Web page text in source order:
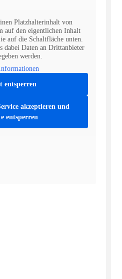
Platzhalterinhalt von
auf den eigentlichen Inhalt
auf die Schaltfläche unten.
dabei Daten an Drittanbieter
werden.
entsperren
akzeptieren und
entsperren